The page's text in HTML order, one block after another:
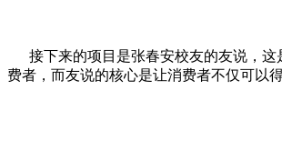
接下来的项目是张春安校友的友说，这
费者，而友说的核心是让消费者不仅可以